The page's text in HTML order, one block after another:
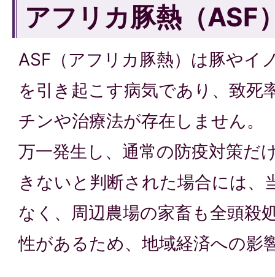
アフリカ豚熱（ASF
ASF（アフリカ豚熱）は豚やイ
を引き起こす病気であり、致死
チンや治療法が存在しません。
万一発生し、通常の防疫対策だ
きないと判断された場合には、
なく、周辺農場の家畜も全頭殺
性があるため、地域経済への影